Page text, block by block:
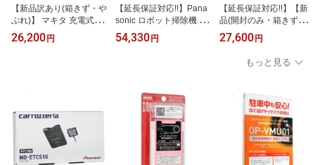
【新品訳あり(箱きず・や
ぶれ)】 マキタ 充電式ハ
ンディクリーナー CL181
FDRFW
26,200 円
【延長保証対応!!】Pana
sonic ロボット掃除機 R
ULO mini MC-RSC10-W
ホワイト
54,330 円
【延長保証対応!!】【新
品(開封のみ・箱きず・や
ぶれ)】 IRIS OHYAMA 極
細スティッククリーナー
モップ・マルチツール付
SBD-F2P
27,600 円
もっと見る